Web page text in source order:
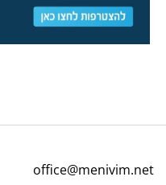
office@menivim.net